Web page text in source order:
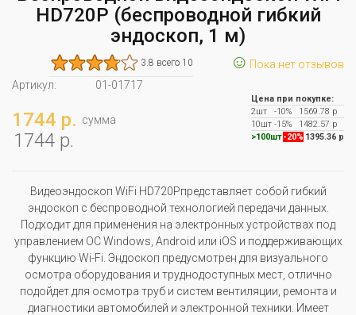
HD720P (беспроводной гибкий
эндоскоп, 1 м)
3.8 всего 10 ☺ Пока нет отзывов
Артикул:
01-01717
1744 р. сумма
1744 р.
Цена при покупке:
2шт
-10%
1569.78 р
10шт -15%
1482.57 р
>100шт -20% 1395.36 р
Видеоэндоскоп WiFi HD720Pпредставляет собой гибкий
эндоскоп с беспроводной технологией передачи данных.
Подходит для применения на электронных устройствах под
управлением ОС Windows, Android или iOS и поддерживающих
функцию Wi-Fi. Эндоскоп предусмотрен для визуального
осмотра оборудования и труднодоступных мест, отлично
подойдет для осмотра труб и систем вентиляции, ремонта и
диагностики автомобилей и электронной техники. Имеет